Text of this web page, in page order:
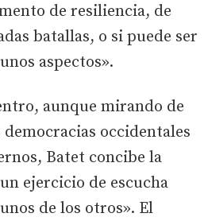
de resiliencia, de
batallas, o si puede ser
aspectos».
aunque mirando de
occidentales
Batet concibe la
ejercicio de escucha
de los otros». El